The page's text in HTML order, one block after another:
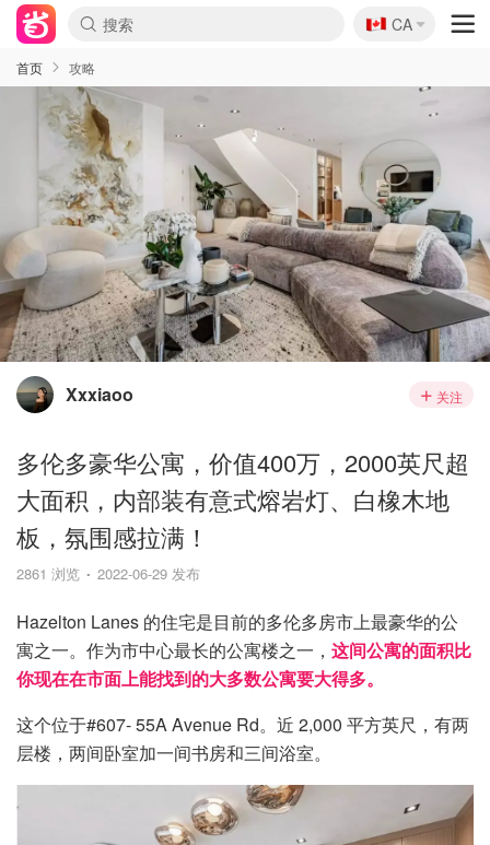
🇨🇦
CA
首页 攻略
Xxxiaoo 关注
多伦多豪华公寓，价值400万，2000英尺超
大面积，内部装有意式熔岩灯、白橡木地
板，氛围感拉满！
2861 浏览 2022-06-29 发布
Hazelton Lanes 的住宅是目前的多伦多房市上最豪华的公
寓之一。作为市中心最长的公寓楼之一， 这间公寓的面积比
你现在在市面上能找到的大多数公寓要大得多。
这个位于#607- 55A Avenue Rd。近 2,000 平方英尺，有两
层楼，两间卧室加一间书房和三间浴室。